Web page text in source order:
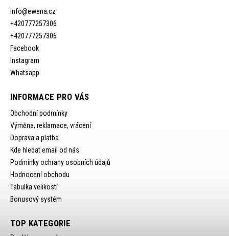
info@ewena.cz
+420777257306
+420777257306
Facebook
Instagram
Whatsapp
INFORMACE PRO VÁS
Obchodní podmínky
Výměna, reklamace, vrácení
Doprava a platba
Kde hledat email od nás
Podmínky ochrany osobních údajů
Hodnocení obchodu
Tabulka velikostí
Bonusový systém
TOP KATEGORIE